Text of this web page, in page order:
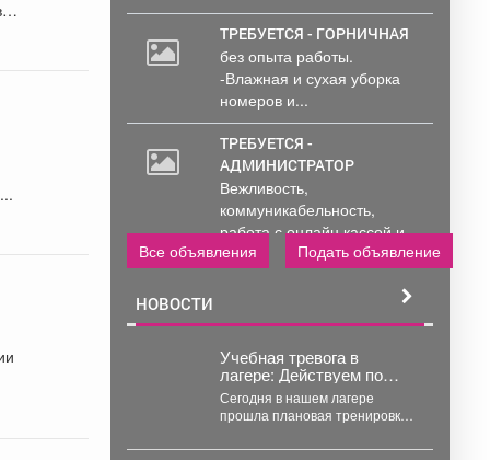
ТРЕБУЕТСЯ - ГОРНИЧНАЯ
без опыта работы.
-Влажная и сухая уборка
номеров и...
ТРЕБУЕТСЯ -
АДМИНИСТРАТОР
Вежливость,
коммуникабельность,
работа с онлайн кассой и
ПК (программы...
Все объявления Подать объявление
НОВОСТИ
Учебная тревога в
лагере: Действуем по
плану!
Сегодня в нашем лагере
прошла плановая тренировка
«Внимание всем!» прозвучал